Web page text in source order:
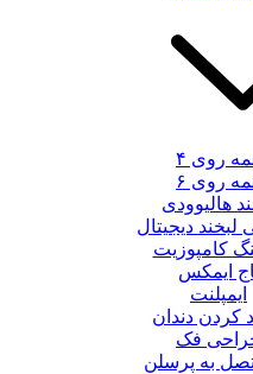
۴
۶
دیجیتال
دندان
فک
پرسلن